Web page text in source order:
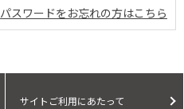
パスワードをお忘れの方はこちら
サイトご利用にあたって